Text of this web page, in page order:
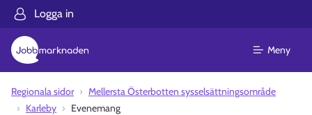
Logga in
Meny
Regionala sidor
Mellersta Österbotten sysselsättningsområde
Karleby
Evenemang